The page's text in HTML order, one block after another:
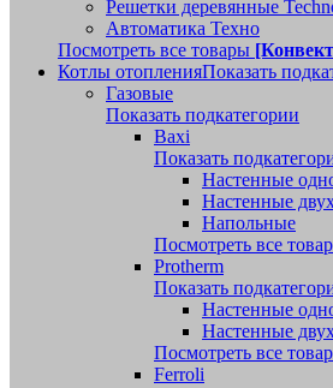
Решетки деревянные
Автоматика Техно
Посмотреть все товары
Котлы отопленияПоказать
Газовые
Показать подкатегории
Baxi
Показать
Настенные
Настенные
Напольные
Посмотреть все
Protherm
Показать
Настенные
Настенные
Посмотреть все
Ferroli